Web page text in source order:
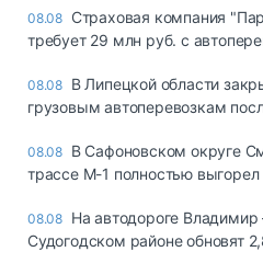
08.08 Страховая компания
требует 29 млн руб. с
08.08 В Липецкой области
грузовым автоперевозкам
08.08 В Сафоновском округе
трассе М-1 полностью выгорел
08.08 На автодороге
Судогодском районе обновят